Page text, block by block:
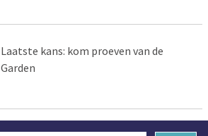
Laatste kans: kom proeven van de
Garden